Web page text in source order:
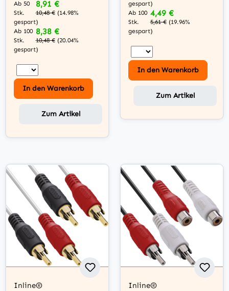
Ab 50
Stk.
8,91 €
10,48 € (14.98%
gespart)
Ab 100
Stk.
8,38 €
10,48 € (20.04%
gespart)
In den Warenkorb
Zum Artikel
gespart)
Ab 100
Stk.
4,49 €
5,61 € (19.96%
gespart)
In den Warenkorb
Zum Artikel
Inline® Inline®